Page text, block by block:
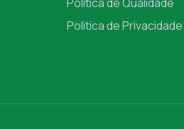
Politica de Privacidade